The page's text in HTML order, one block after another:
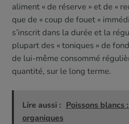
aliment « de réserve » et de «
que de « coup de fouet »
s’inscrit dans la durée et la
plupart des « toniques » de
de lui-même consommé
quantité, sur le long terme.
Lire aussi : Poissons blancs
organiques